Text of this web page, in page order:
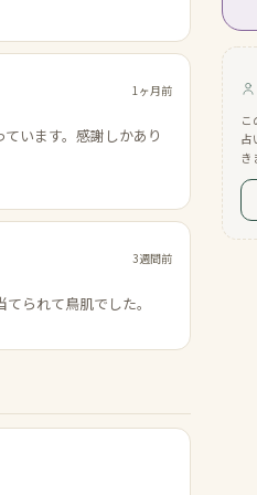
1ヶ月前
います。感謝しかあり
3週間前
られて鳥肌でした。
占
き